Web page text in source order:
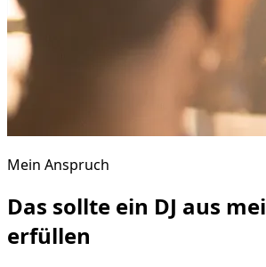
Mein Anspruch
Das sollte ein DJ aus
erfüllen